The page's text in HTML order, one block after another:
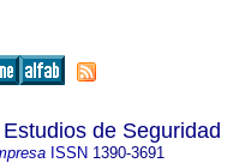
de Seguridad
ISSN 1390-3691